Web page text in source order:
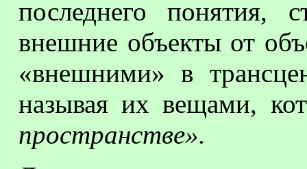
последнего понятия,
внешние объекты от
«внешними» в
называя их вещами,
пространстве».